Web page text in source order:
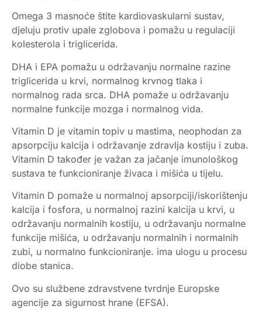
Omega 3 masnoće štite kardiovaskularni sustav,
djeluju protiv upale zglobova i pomažu u regulaciji
kolesterola i triglicerida.
DHA i EPA pomažu u održavanju normalne razine
triglicerida u krvi, normalnog krvnog tlaka i
normalnog rada srca. DHA pomaže u održavanju
normalne funkcije mozga i normalnog vida.
Vitamin D je vitamin topiv u mastima, neophodan za
apsorpciju kalcija i održavanje zdravlja kostiju i zuba.
Vitamin D također je važan za jačanje imunološkog
sustava te funkcioniranje živaca i mišića u tijelu.
Vitamin D pomaže u normalnoj apsorpciji/iskorištenju
kalcija i fosfora, u normalnoj razini kalcija u krvi, u
održavanju normalnih kostiju, u održavanju normalne
funkcije mišića, u održavanju normalnih i normalnih
zubi, u normalno funkcioniranje. ima ulogu u procesu
diobe stanica.
Ovo su službene zdravstvene tvrdnje Europske
agencije za sigurnost hrane (EFSA).